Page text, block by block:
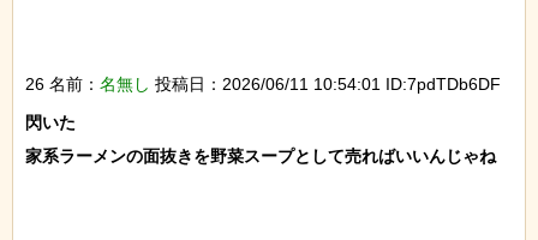
26 名前： 名無し 投稿日：2026/06/11 10:54:01 ID:7pdTDb6DF
閃いた
家系ラーメンの面抜きを野菜スープとして売ればいいんじゃね